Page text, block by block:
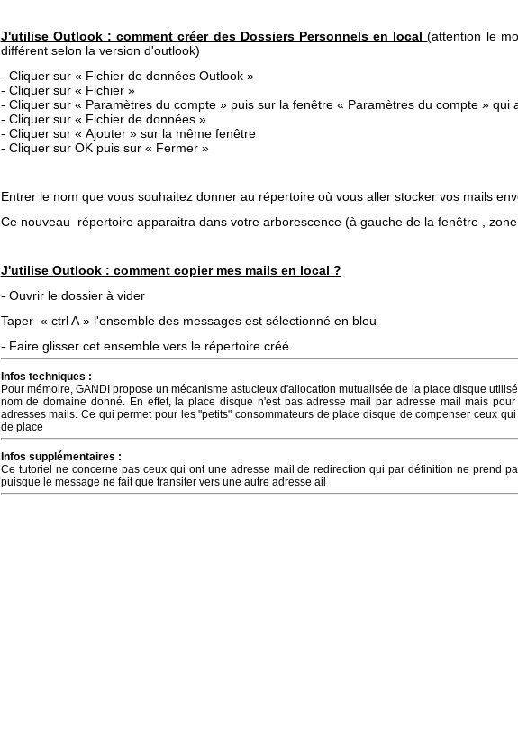
J'utilise Outlook : comment créer des Dossiers Personnels en local(attention le
différent selon la version d'outlook)
- Cliquer sur « Fichier de données Outlook »
- Cliquer sur « Fichier »
- Cliquer sur « Paramètres du compte » puis sur la fenêtre « Paramètres du compte » qui
- Cliquer sur « Fichier de données »
- Cliquer sur « Ajouter » sur la même fenêtre
- Cliquer sur OK puis sur « Fermer »
Entrer le nom que vous souhaitez donner au répertoire où vous aller stocker vos mails
Ce nouveau répertoire apparaitra dans votre arborescence (à gauche de la fenêtre ,
J'utilise Outlook : comment copier mes mails en local ?
- Ouvrir le dossier à vider
Taper « ctrl A » l'ensemble des messages est sélectionné en bleu
- Faire glisser cet ensemble vers le répertoire créé
Infos techniques :
Pour mémoire, GANDI propose un mécanisme astucieux d'allocation mutualisée de la place disque
nom de domaine donné. En effet, la place disque n'est pas adresse mail par adresse mail mais
adresses mails. Ce qui permet pour les "petits" consommateurs de place disque de compenser ceux
de place
Infos supplémentaires :
Ce tutoriel ne concerne pas ceux qui ont une adresse mail de redirection qui par définition ne prend
puisque le message ne fait que transiter vers une autre adresse ail